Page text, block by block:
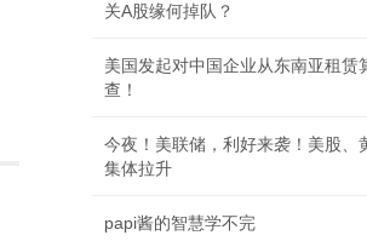
关A股缘何掉队？
美国发起对中国企业从东南亚租赁
查！
今夜！美联储，利好来袭！美股、
集体拉升
papi酱的智慧学不完